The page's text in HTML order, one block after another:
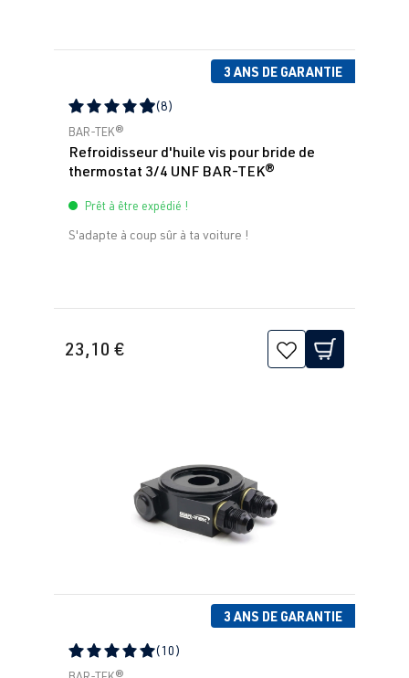
3 ANS DE GARANTIE
Note moyenne de 4.88 sur 5 étoiles
(8)
BAR-TEK®
Refroidisseur d'huile vis pour bride de
thermostat 3/4 UNF BAR-TEK®
Prêt à être expédié !
S'adapte à coup sûr à ta voiture !
23,10 €
3 ANS DE GARANTIE
Note moyenne de 5 sur 5 étoiles
(10)